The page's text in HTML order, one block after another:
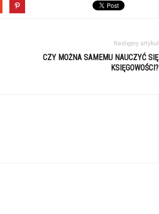
Następny artykuł
CZY MOŻNA SAMEMU NAUCZYĆ SIĘ
KSIĘGOWOŚCI?